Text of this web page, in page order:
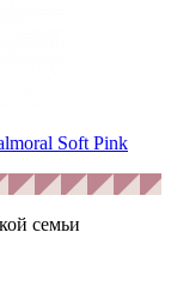
Soft Pink
семьи